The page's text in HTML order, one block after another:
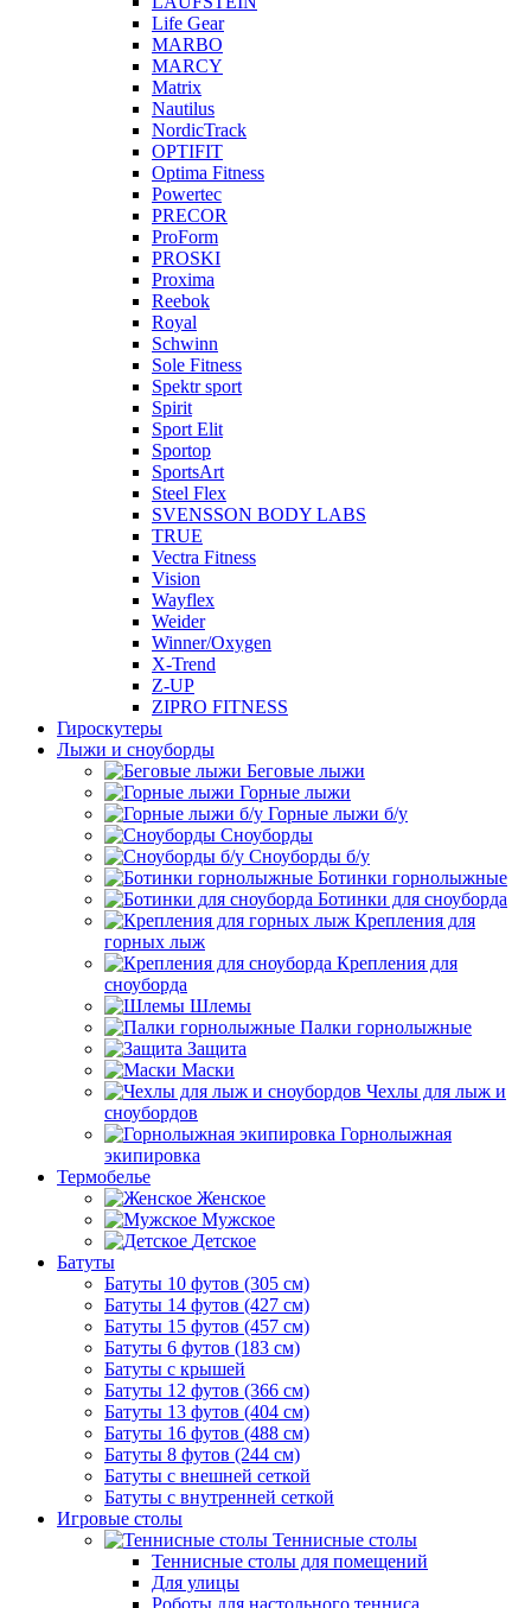
Life Gear
MARBO
MARCY
Matrix
Nautilus
NordicTrack
OPTIFIT
Optima Fitness
Powertec
PRECOR
ProForm
PROSKI
Proxima
Reebok
Royal
Schwinn
Sole Fitness
Spektr sport
Spirit
Sport Elit
Sportop
SportsArt
Steel Flex
SVENSSON BODY LABS
TRUE
Vectra Fitness
Vision
Wayflex
Weider
Winner/Oxygen
X-Trend
Z-UP
ZIPRO FITNESS
Гироскутеры
Лыжи и сноуборды
Беговые лыжи
Горные лыжи
Горные лыжи б/у
Сноуборды
Сноуборды б/у
Ботинки горнолыжные
Ботинки для сноуборда
Крепления для
горных лыж
Крепления для
сноуборда
Шлемы
Палки горнолыжные
Защита
Маски
Чехлы для лыж и
сноубордов
Горнолыжная
экипировка
Термобелье
Женское
Мужское
Детское
Батуты
Батуты 10 футов (305 см)
Батуты 14 футов (427 см)
Батуты 15 футов (457 см)
Батуты 6 футов (183 см)
Батуты с крышей
Батуты 12 футов (366 см)
Батуты 13 футов (404 см)
Батуты 16 футов (488 см)
Батуты 8 футов (244 см)
Батуты с внешней сеткой
Батуты с внутренней сеткой
Игровые столы
Теннисные столы
Теннисные столы для помещений
Для улицы
Роботы для настольного тенниса